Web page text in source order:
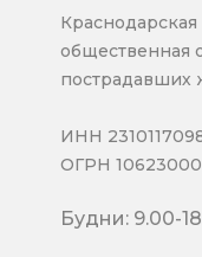
Краснодарская
общественная
пострадавших
ИНН
ОГРН
Будни: 9.00-